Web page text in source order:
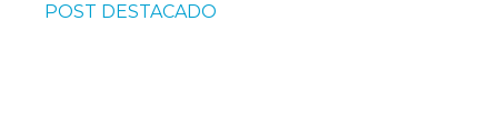
POST DESTACADO